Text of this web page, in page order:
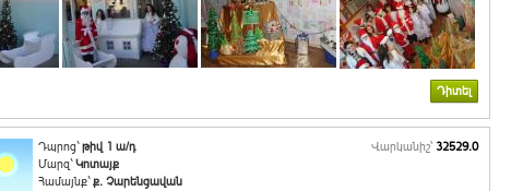
Դիտել
Դպրոց`թիվ 1 ա/դ
Մարզ`Կոտայք
Համայնք`ք. Չարենցավան
Վարկանիշ՝ 32529.0